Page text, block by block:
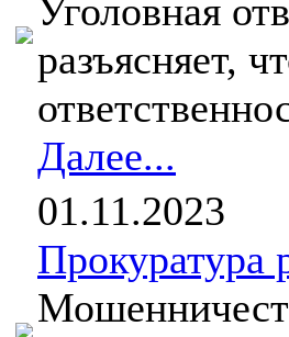
Уголовная
разъясняет,
Далее...
01.11.2023
Прокуратура